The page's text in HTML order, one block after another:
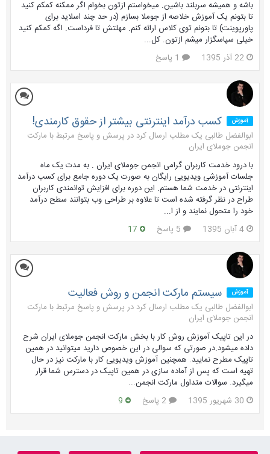
باشه و همیشه سربلند باشین. میخواستم ازتون بخوام اگر ممکنه کمکم کنید
تا بتونم یک آموزش خلاصه از جوملا بسازم (در حد چند اسلاید برای
پاورپوینت) تا بتونم توی کلاس ارائه کنم. مهلتش تا فرداست. اگه کمکم کنید
خیلی سپاسگزار میشم ازتون. کل...
22 آذر 1395
آموزش کسب درآمد اینترنتی بیشتر از حقوق کارمندی!
ابوالفضل طالبی یک مطلب ارسال کرد در پرسش و پاسخ مرتبط با مارکت
انجمن جوملای ایران
با درود خدمت کاربران گرامی انجمن جوملای ایران . به مدت یک ماه
جلسات آموزشی ویدیویی رایگان به صورت یک دوره جامع برای کسب درآمد
اینترنتی در خدمت شما هستم. این دوره برای افزایش توانمندی کاربران
طراح در نظر گرفته شده است تا علاوه بر طراحی وب بتوانند سطح درآمد
خود را متحول نمایند و از ا...
4 آبان 1395
آموزش سیستم مارکت انجمن و روش فعالیت
ابوالفضل طالبی یک مطلب ارسال کرد در پرسش و پاسخ مرتبط با مارکت
انجمن جوملای ایران
در این تاپیک آموزش روش کار با بخش مارکت انجمن جوملای ایران شرح
داده میشود.در صورتی که سوالی در این خصوص دارید میتوانید در همین
تاپیک مطرح نمایید. همچنین آموزش ویدیویی کار با مارکت نیز در حال
تهیه است که پس از آماده سازی در همین تاپیک در دسترس شما قرار
میگیرد. سوالات متداول مارکت انجمن...
30 شهریور 1395